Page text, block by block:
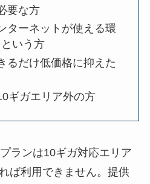
要な方
ターネットが使える環
いう方
るだけ低価格に抑えた
ギガエリア外の方
ランは10ギガ対応エリア
ば利用できません。提供